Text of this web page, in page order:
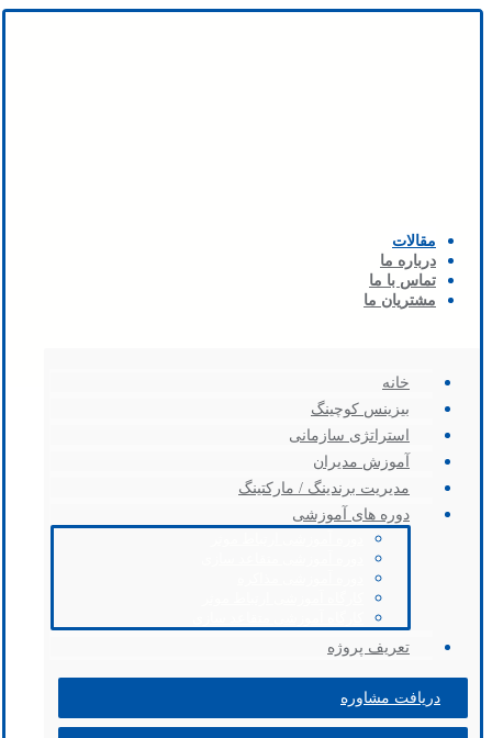
مقالات
درباره ما
تماس با ما
مشتریان ما
خانه
بیزینس کوچینگ
استراتژی سازمانی
آموزش مدیران
مدیریت برندینگ / مارکتینگ
دوره های آموزشی
تعریف پروژه
دریافت مشاوره